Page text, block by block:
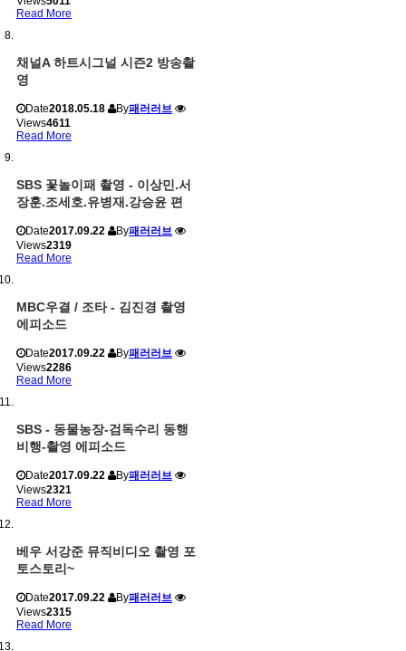
Read More
채널A 하트시그널 시즌2 방송촬
영
Date2018.05.18 By패러러브
Views4611
Read More
SBS 꽃놀이패 촬영 - 이상민.서
장훈.조세호.유병재.강승윤 편
Date2017.09.22 By패러러브
Views2319
Read More
MBC우결 / 조타 - 김진경 촬영
에피소드
Date2017.09.22 By패러러브
Views2286
Read More
SBS - 동물농장-검독수리 동행
비행-촬영 에피소드
Date2017.09.22 By패러러브
Views2321
Read More
베우 서강준 뮤직비디오 촬영 포
토스토리~
Date2017.09.22 By패러러브
Views2315
Read More